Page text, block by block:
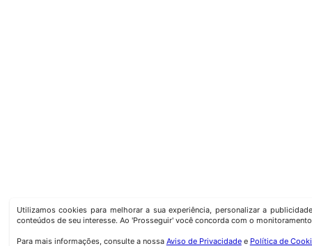
Utilizamos cookies para melhorar a sua experiência, personalizar a
conteúdos de seu interesse. Ao 'Prosseguir' você concorda com o
Para mais informações, consulte a nossa Aviso de Privacidadee Política de